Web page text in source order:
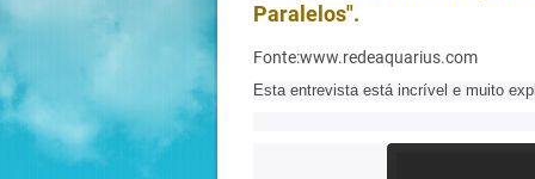
Paralelos".
Fonte:www.redeaquarius.com
Esta entrevista está incrível e muito